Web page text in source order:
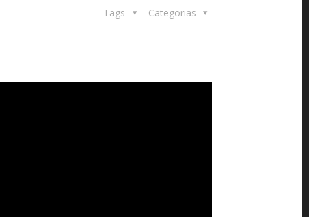
Categorias
Tags